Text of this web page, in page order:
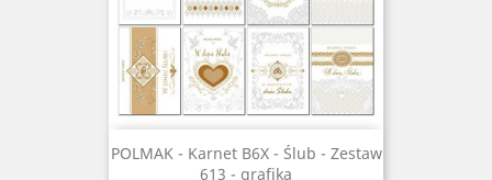
POLMAK - Karnet B6X - Ślub - Zestaw
613 - grafika